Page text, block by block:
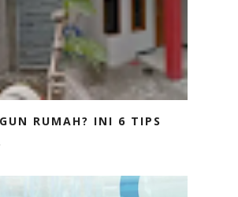
RUMAH? INI 6 TIPS